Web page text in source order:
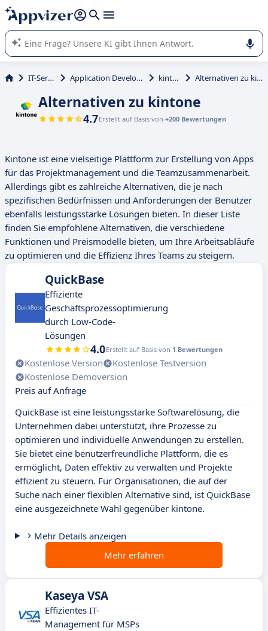
beantworten (mehrere Zeilen mit
Die KI von Appvizer führt Sie bei der Nutzung oder Auswahl
von SaaS-Software in Unternehmen.
IT-Service Application Development kintone Alternativen zu kintone
Alternativen zu kintone
4.7Erstellt auf Basis von +200 Bewertungen
Kintone ist eine vielseitige Plattform zur Erstellung von Apps
für das Projektmanagement und die Teamzusammenarbeit.
Allerdings gibt es zahlreiche Alternativen, die je nach
spezifischen Bedürfnissen und Anforderungen der Benutzer
ebenfalls leistungsstarke Lösungen bieten. In dieser Liste
finden Sie empfohlene Alternativen, die verschiedene
Funktionen und Preismodelle bieten, um Ihre Arbeitsabläufe
zu optimieren und die Effizienz Ihres Teams zu steigern.
QuickBase
Effiziente
Geschäftsprozessoptimierung
durch Low-Code-
Lösungen
4.0Erstellt auf Basis von 1 Bewertungen
Kostenlose Version
Kostenlose Testversion
Kostenlose Demoversion
Preis auf Anfrage
QuickBase ist eine leistungsstarke Softwarelösung, die
Unternehmen dabei unterstützt, ihre Prozesse zu
optimieren und individuelle Anwendungen zu erstellen.
Sie bietet eine benutzerfreundliche Plattform, die es
ermöglicht, Daten effektiv zu verwalten und Projekte
effizient zu steuern. Für Organisationen, die auf der
Suche nach einer flexiblen Alternative sind, ist QuickBase
eine ausgezeichnete Wahl gegenüber kintone.
Mehr Details anzeigen
Mehr erfahren
Kaseya VSA
Effizientes IT-
Management für MSPs